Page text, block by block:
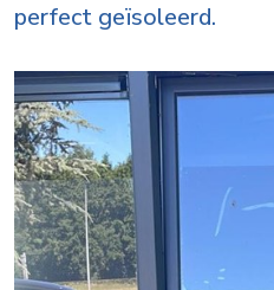
perfect geïsoleerd.